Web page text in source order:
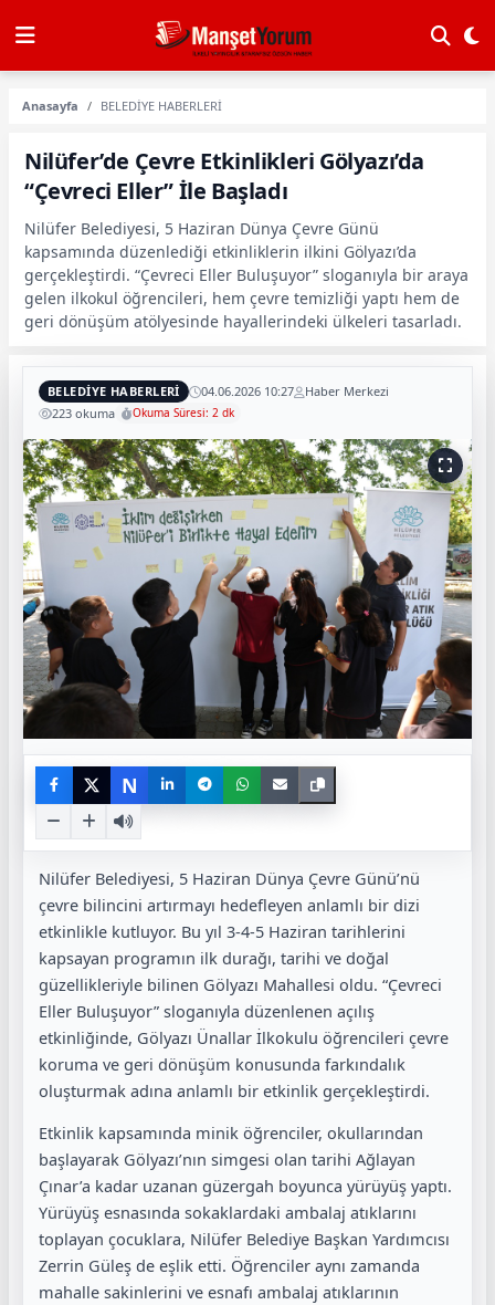
Anasayfa BELEDİYE HABERLERİ
Nilüfer’de Çevre Etkinlikleri Gölyazı’da
“Çevreci Eller” İle Başladı
Nilüfer Belediyesi, 5 Haziran Dünya Çevre Günü
kapsamında düzenlediği etkinliklerin ilkini Gölyazı’da
gerçekleştirdi. “Çevreci Eller Buluşuyor” sloganıyla bir araya
gelen ilkokul öğrencileri, hem çevre temizliği yaptı hem de
geri dönüşüm atölyesinde hayallerindeki ülkeleri tasarladı.
BELEDİYE HABERLERİ 04.06.2026 10:27
Haber Merkezi
223 okuma
Okuma Süresi: 2 dk
N
Nilüfer Belediyesi, 5 Haziran Dünya Çevre Günü’nü
çevre bilincini artırmayı hedefleyen anlamlı bir dizi
etkinlikle kutluyor. Bu yıl 3-4-5 Haziran tarihlerini
kapsayan programın ilk durağı, tarihi ve doğal
güzellikleriyle bilinen Gölyazı Mahallesi oldu. “Çevreci
Eller Buluşuyor” sloganıyla düzenlenen açılış
etkinliğinde, Gölyazı Ünallar İlkokulu öğrencileri çevre
koruma ve geri dönüşüm konusunda farkındalık
oluşturmak adına anlamlı bir etkinlik gerçekleştirdi.
Etkinlik kapsamında minik öğrenciler, okullarından
başlayarak Gölyazı’nın simgesi olan tarihi Ağlayan
Çınar’a kadar uzanan güzergah boyunca yürüyüş yaptı.
Yürüyüş esnasında sokaklardaki ambalaj atıklarını
toplayan çocuklara, Nilüfer Belediye Başkan Yardımcısı
Zerrin Güleş de eşlik etti. Öğrenciler aynı zamanda
mahalle sakinlerini ve esnafı ambalaj atıklarının